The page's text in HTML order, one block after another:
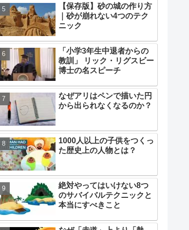
【保存版】砂の城の作り方
｜砂が崩れない4つのテク
ニック
「小学3年生中退者からの
教訓」 リック・リグスビー
博士の名スピーチ
なぜアリはペンで描いた円
から出られなくなるのか？
1000人以上の子供をつくっ
た歴史上の人物とは？
絶対やってはいけない8つ
のサバイバルテクニックと
本当にすべきこと